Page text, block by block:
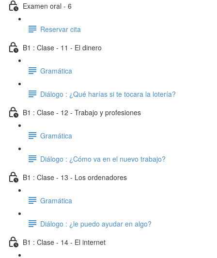
Examen oral - 6
Reservar cita
B1 : Clase - 11 - El dinero
Gramática
Diálogo : ¿Qué harías si te tocara la lotería?
B1 : Clase - 12 - Trabajo y profesiones
Gramática
Diálogo : ¿Cómo va en el nuevo trabajo?
B1 : Clase - 13 - Los ordenadores
Gramática
Diálogo : ¿le puedo ayudar en algo?
B1 : Clase - 14 - El internet